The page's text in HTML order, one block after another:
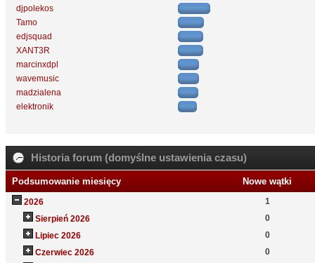
djpolekos
Tamo
edjsquad
XANT3R
marcinxdpl
wavemusic
madzialena
elektronik
Historia forum (domyślne ustawienia czasu)
Podsumowanie miesięcy Nowe wątki
2026
1
Sierpień 2026
0
Lipiec 2026
0
Czerwiec 2026
0